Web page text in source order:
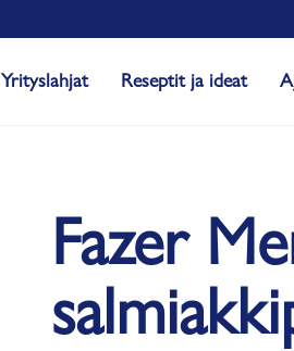
Yrityslahjat Reseptit ja ideat
Fazer